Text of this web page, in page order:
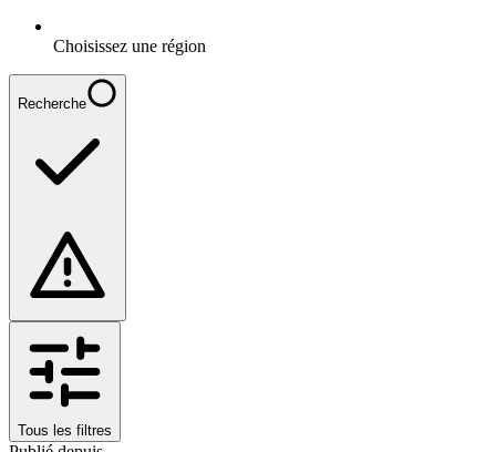
Choisissez une région
Recherche
Tous les filtres